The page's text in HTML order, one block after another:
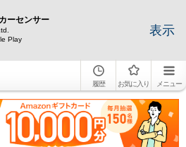
ーセンサー
Play
表示
履歴 お気に入り メニュー